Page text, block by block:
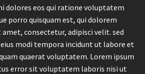
dolores eos qui ratione voluptatem
porro quisquam est, qui dolorem
consectetur, adipisci velit. sed
modi tempora incidunt ut labore et
quaerat voluptatem. Lorem ipsum
error sit voluptatem laboris nisi ut